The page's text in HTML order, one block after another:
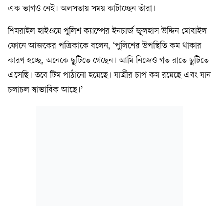
এক ভাগও নেই। অলসতায় সময় কাটাচ্ছেন তাঁরা।
শিমরাইল হাইওয়ে পুলিশ ক্যাম্পের ইনচার্জ জুলহাস উদ্দিন মোবাইল
ফোনে আজকের পত্রিকাকে বলেন, ‘পুলিশের উপস্থিতি কম থাকার
কারণ হচ্ছে, অনেকে ছুটিতে গেছেন। আমি নিজেও গত রাতে ছুটিতে
এসেছি। তবে টিম পাঠানো হয়েছে। যাত্রীর চাপ কম রয়েছে এবং যান
চলাচল স্বাভাবিক আছে।’